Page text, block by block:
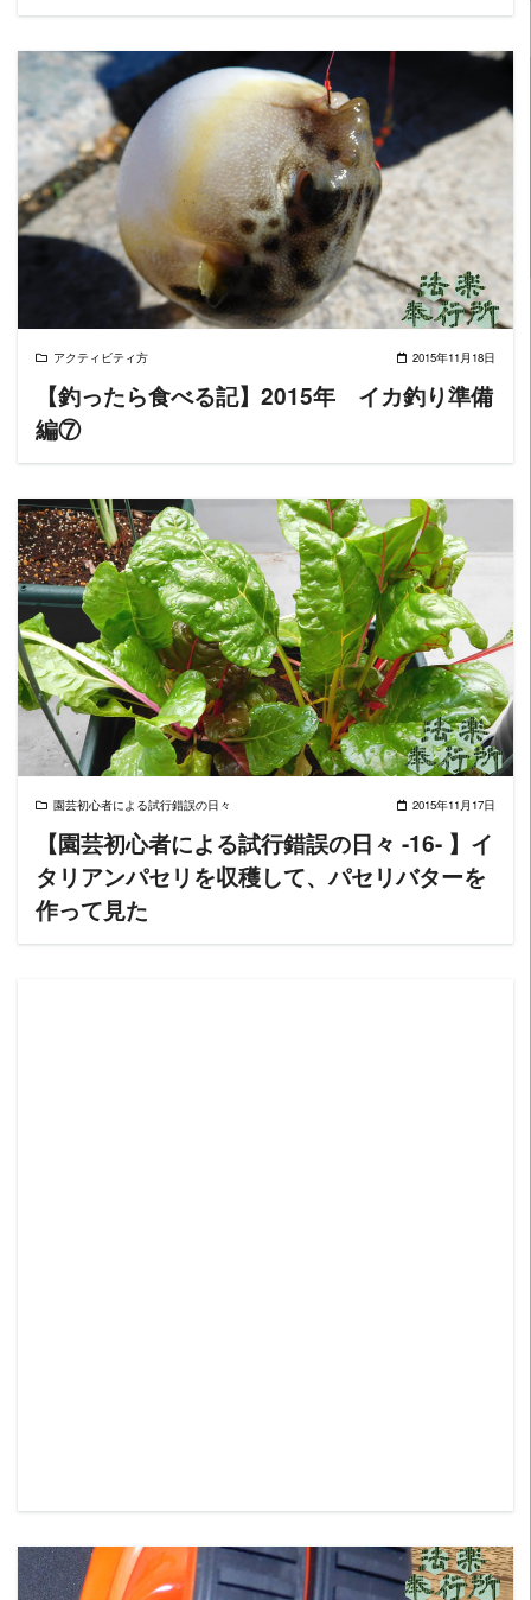
READ MORE
アクティビティ方 2015年11月18日
【釣ったら食べる記】2015年 イカ釣り準備
編⑦
READ MORE
園芸初心者による試行錯誤の日々 2015年11月17日
【園芸初心者による試行錯誤の日々 -16- 】イ
タリアンパセリを収穫して、パセリバターを
作って見た